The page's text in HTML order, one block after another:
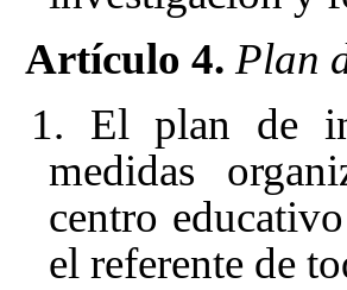
Artículo 4. Plan
1. El plan de
medidas
centro
el referente de